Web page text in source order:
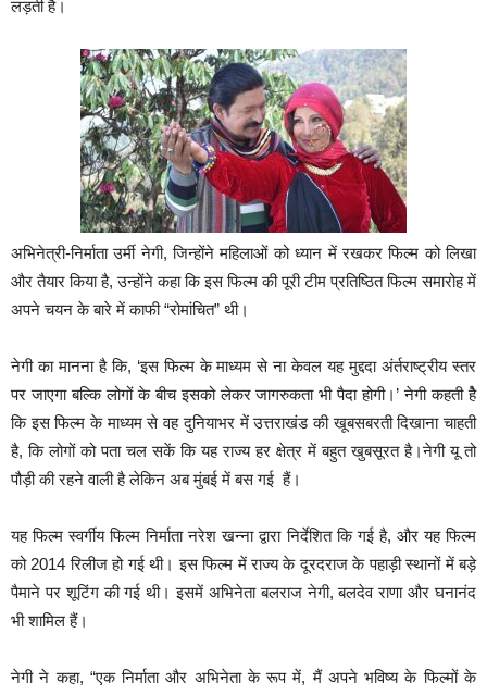
लड़ती है।
अभिनेत्री-निर्माता उर्मी नेगी, जिन्होंने महिलाओं को ध्यान में रखकर फिल्म को लिखा
और तैयार किया है, उन्होंने कहा कि इस फिल्म की पूरी टीम प्रतिष्ठित फिल्म समारोह में
अपने चयन के बारे में काफी “रोमांचित” थी।
नेगी का मानना है कि, ‘इस फिल्म के माध्यम से ना केवल यह मुद्ददा अंर्तराष्ट्रीय स्तर
पर जाएगा बल्कि लोगों के बीच इसको लेकर जागरुकता भी पैदा होगी।’ नेगी कहती हैे
कि इस फिल्म के माध्यम से वह दुनियाभर में उत्तराखंड की खूबसबरती दिखाना चाहती
है, कि लोगों को पता चल सकें कि यह राज्य हर क्षेत्र में बहुत खुबसूरत है।नेगी यू तो
पौड़ी की रहने वाली है लेकिन अब मुंबई में बस गई हैं।
यह फिल्म स्वर्गीय फिल्म निर्माता नरेश खन्ना द्वारा निर्देशित कि गई है, और यह फिल्म
को 2014 रिलीज हो गई थी। इस फिल्म में राज्य के दूरदराज के पहाड़ी स्थानों में बड़े
पैमाने पर शूटिंग की गई थी। इसमें अभिनेता बलराज नेगी, बलदेव राणा और घनानंद
भी शामिल हैं।
नेगी ने कहा, “एक निर्माता और अभिनेता के रूप में, मैं अपने भविष्य के फिल्मों के